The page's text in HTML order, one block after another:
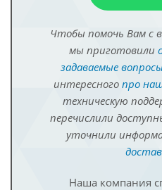
Чтобы помочь Вам с
мы приготовили
задаваемые
интересного про
техническую
перечислили
уточнили
Наша компания